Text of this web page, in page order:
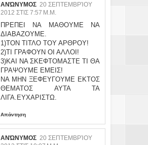
ΑΝΏΝΥΜΟΣ 20 ΣΕΠΤΕΜΒΡΊΟΥ
2012 ΣΤΙΣ 7:57 Μ.Μ.
ΠΡΕΠΕΙ ΝΑ ΜΑΘΟΥΜΕ ΝΑ
ΔΙΑΒΑΖΟΥΜΕ.
1)ΤΟΝ ΤΙΤΛΟ ΤΟΥ ΑΡΘΡΟΥ!
2)ΤΙ ΓΡΑΦΟΥΝ ΟΙ ΑΛΛΟΙ!
3)ΚΑΙ ΝΑ ΣΚΕΦΤΟΜΑΣΤΕ ΤΙ ΘΑ
ΓΡΑΨΟΥΜΕ ΕΜΕΙΣ!
ΝΑ ΜΗΝ ΞΕΦΕΥΓΟΥΜΕ ΕΚΤΟΣ
ΘΕΜΑΤΟΣ ΑΥΤΑ ΤΑ
ΛΙΓΑ.ΕΥΧΑΡΙΣΤΩ.
Απάντηση
ΑΝΏΝΥΜΟΣ 20 ΣΕΠΤΕΜΒΡΊΟΥ